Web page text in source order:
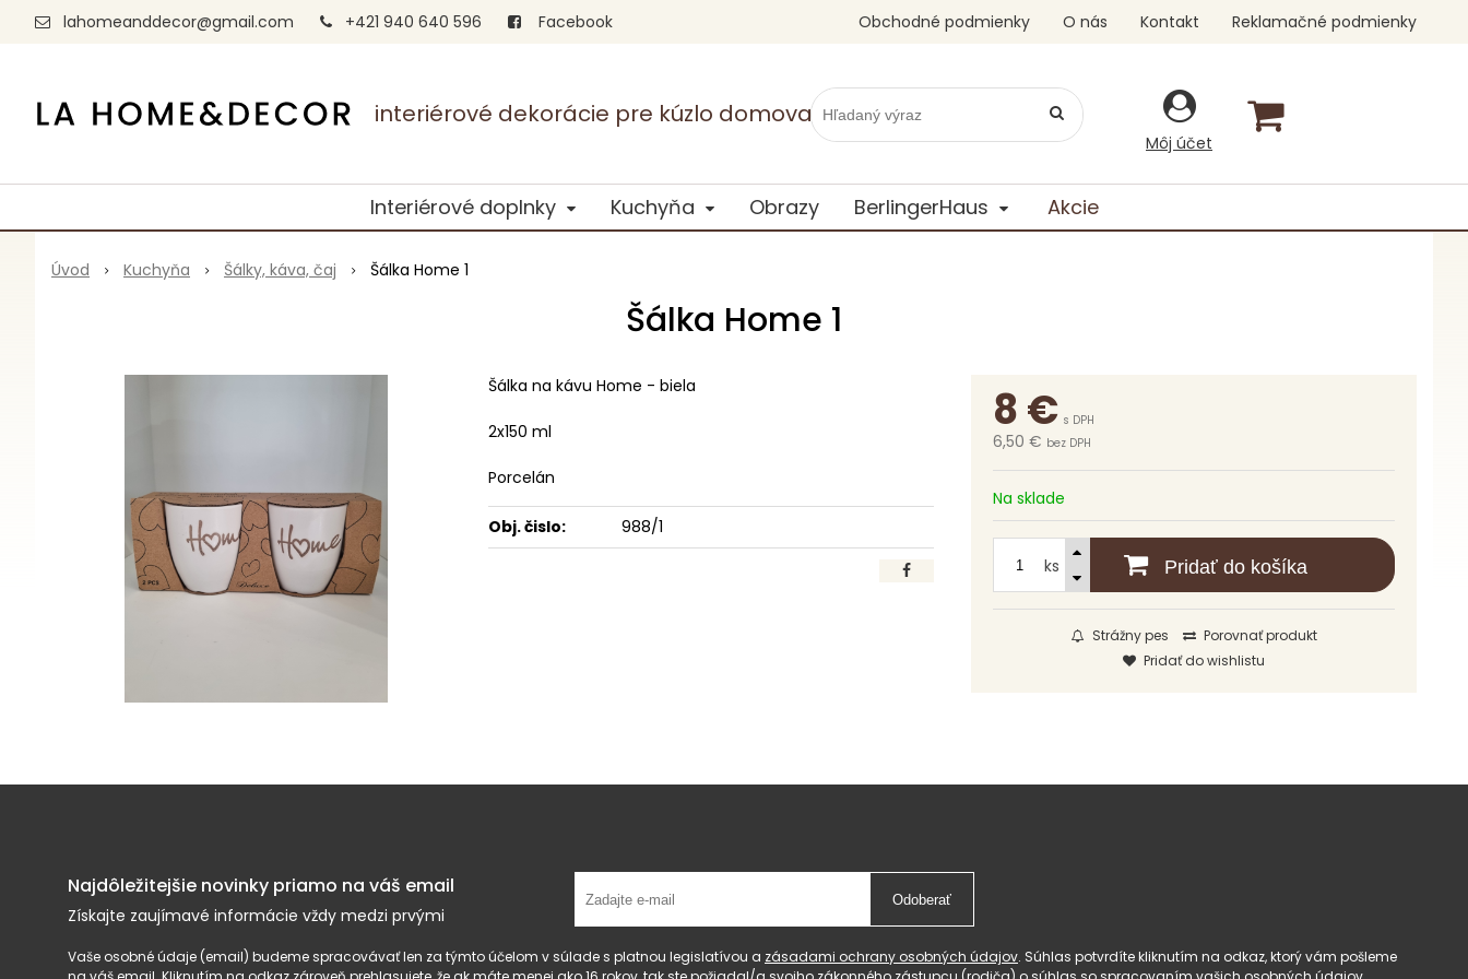
interiérové dekorácie pre kúzlo domova
lahomeanddecor@gmail.com +421 940 640 596 Facebook
Môj účet
Obchodné podmienky O nás Kontakt Reklamačné podmienky
Interiérové doplnky Kuchyňa Obrazy BerlingerHaus Akcie
Úvod Kuchyňa Šálky, káva, čaj Šálka Home 1
Šálka Home 1
8€ s DPH
6,50 € bez DPH
Na sklade
ks Pridať do košíka
Strážny pes
Porovnať produkt
Pridať do wishlistu
Šálka na kávu Home - biela
2x150 ml
Porcelán
Obj. čislo: 988/1
Najdôležitejšie novinky priamo na váš email
Získajte zaujímavé informácie vždy medzi prvými
Odoberať
Vaše osobné údaje (email) budeme spracovávať len za týmto účelom v súlade s platnou legislatívou a zásadami ochrany osobných údajov. Súhlas potvrdíte kliknutím na odkaz, ktorý vám pošleme